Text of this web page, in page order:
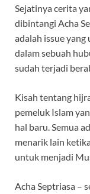
A
p
p
o
o
k
Sejatinya cerita
dibintangi Acha
adalah issue
dalam sebuah
sudah terjadi
Kisah tentang
pemeluk Islam
hal baru. Semua
menarik lain
untuk menjadi
Acha Septriasa –